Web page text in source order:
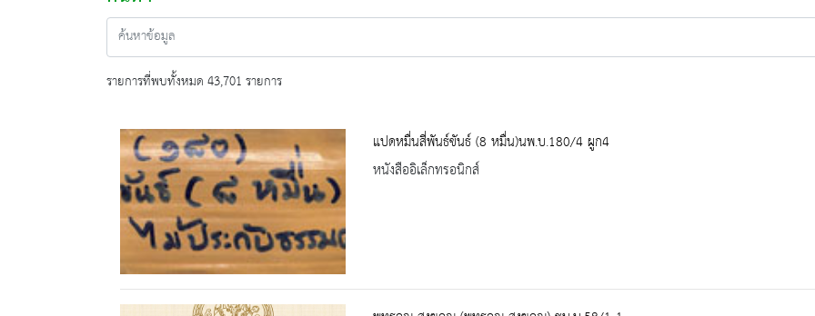
รายการที่พบทั้งหมด 43,701 รายการ
แปดหมื่นสี่พันธ์ขันธ์ (8 หมื่น)นพ.บ.180/4 ผูก4
หนังสืออิเล็กทรอนิกส์